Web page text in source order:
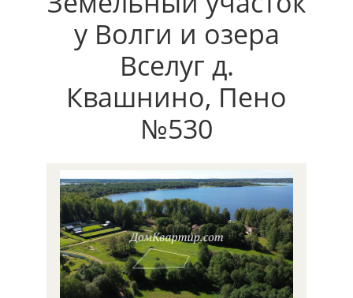
у Волги и озера
Вселуг д.
Квашнино, Пено
№530